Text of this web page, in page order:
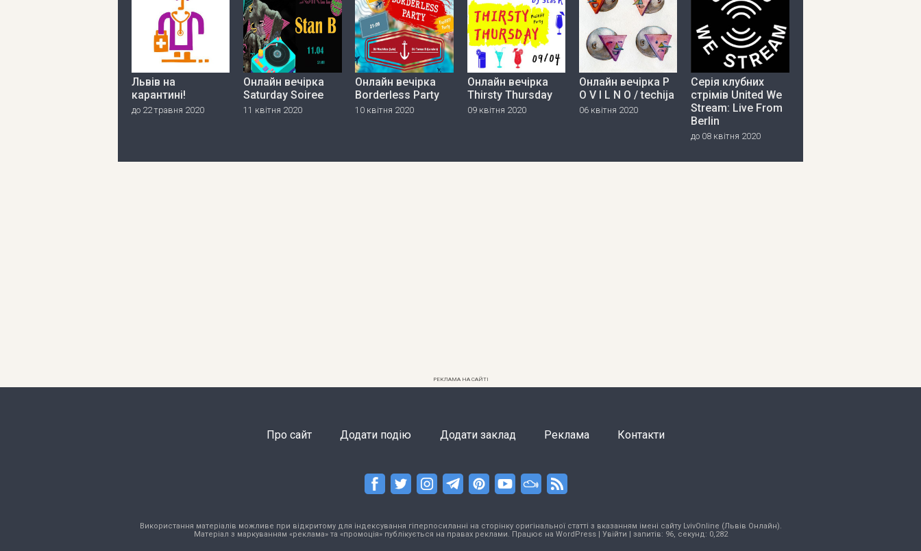
Львів на
карантині!
до 22 травня 2020
Онлайн вечірка
Saturday Soiree
11 квітня 2020
Онлайн вечірка
Borderless Party
10 квітня 2020
Онлайн вечірка
Thirsty Thursday
09 квітня 2020
Онлайн вечірка P
O V I L N O / techija
06 квітня 2020
Серія клубних
стрімів United We
Stream: Live From
Berlin
до 08 квітня 2020
РЕКЛАМА НА САЙТІ
Про сайт Додати подію Додати заклад Реклама Контакти
Використання матеріалів можливе при відкритому для індексування гіперпосиланні на сторінку оригінальної статті з вказанням імені сайту LvivOnline (Львів Онлайн).
Матеріал з маркуванням «реклама» та «промоція» публікується на правах реклами. Працює на WordPress| Увійти | запитів: 96, секунд: 0,282